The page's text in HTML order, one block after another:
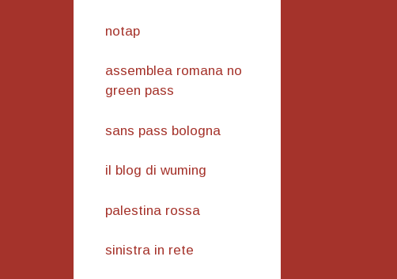
notap
assemblea romana no
green pass
sans pass bologna
il blog di wuming
palestina rossa
sinistra in rete